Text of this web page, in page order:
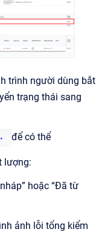
trình người dùng bắt
trạng thái sang
để có thể
lượng:
hoặc “Đã từ
ảnh lỗi tổng kiểm